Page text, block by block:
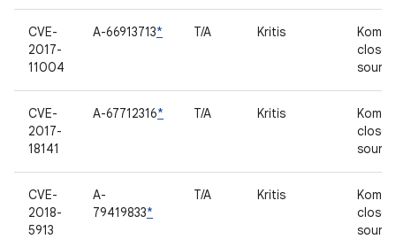
CVE-
2017-
11004
A-66913713* T/A Kritis
closed
source
CVE-
2017-
18141
A-67712316* T/A Kritis
closed
source
CVE-
2018-
5913
A-
79419833*
T/A Kritis
closed
source